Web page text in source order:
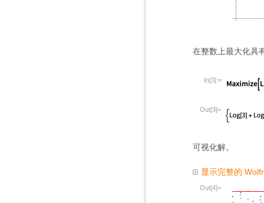
在整数上最大化具
In[3]:=
Out[3]=
可视化解。
显示完整的
Out[4]=